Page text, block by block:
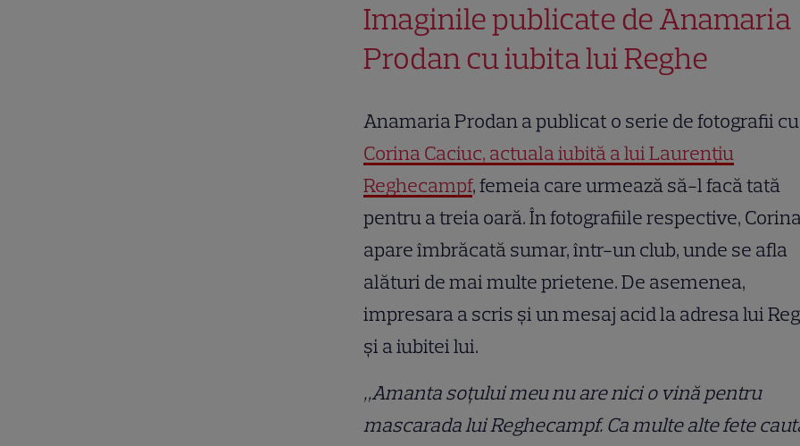
Imaginile publicate de Anamaria
Prodan cu iubita lui Reghe
Anamaria Prodan a publicat o serie de fotografii cu
Corina Caciuc, actuala iubită a lui Laurențiu
Reghecampf, femeia care urmează să-l facă tată
pentru a treia oară. În fotografiile respective,
apare îmbrăcată sumar, într-un club, unde se afla
alături de mai multe prietene. De asemenea,
impresara a scris și un mesaj acid la adresa lui
și a iubitei lui.
„Amanta soțului meu nu are nici o vină pentru
mascarada lui Reghecampf. Ca multe alte fete